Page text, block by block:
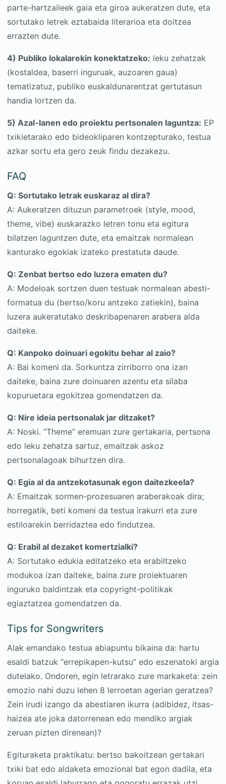
parte-hartzaileek gaia eta giroa aukeratzen dute, eta
sortutako letrek eztabaida literarioa eta doitzea
errazten dute.
4) Publiko lokalarekin konektatzeko: leku zehatzak
(kostaldea, baserri inguruak, auzoaren gaua)
tematizatuz, publiko euskaldunarentzat gertutasun
handia lortzen da.
5) Azal-lanen edo proiektu pertsonalen laguntza: EP
txikietarako edo bideokliparen kontzepturako, testua
azkar sortu eta gero zeuk findu dezakezu.
FAQ
Q: Sortutako letrak euskaraz al dira?
A: Aukeratzen dituzun parametroek (style, mood,
theme, vibe) euskarazko letren tonu eta egitura
bilatzen laguntzen dute, eta emaitzak normalean
kanturako egokiak izateko prestatuta daude.
Q: Zenbat bertso edo luzera ematen du?
A: Modeloak sortzen duen testuak normalean abesti-
formatua du (bertso/koru antzeko zatiekin), baina
luzera aukeratutako deskribapenaren arabera alda
daiteke.
Q: Kanpoko doinuari egokitu behar al zaio?
A: Bai komeni da. Sorkuntza zirriborro ona izan
daiteke, baina zure doinuaren azentu eta silaba
kopuruetara egokitzea gomendatzen da.
Q: Nire ideia pertsonalak jar ditzaket?
A: Noski. “Theme” eremuan zure gertakaria, pertsona
edo leku zehatza sartuz, emaitzak askoz
pertsonalagoak bihurtzen dira.
Q: Egia al da antzekotasunak egon daitezkeela?
A: Emaitzak sormen-prozesuaren araberakoak dira;
horregatik, beti komeni da testua irakurri eta zure
estiloarekin berridaztea edo findutzea.
Q: Erabil al dezaket komertzialki?
A: Sortutako edukia editatzeko eta erabiltzeko
modukoa izan daiteke, baina zure proiektuaren
inguruko baldintzak eta copyright-politikak
egiaztatzea gomendatzen da.
Tips for Songwriters
AIak emandako testua abiapuntu bikaina da: hartu
esaldi batzuk “errepikapen-kutsu” edo eszenatoki argia
dutelako. Ondoren, egin letrarako zure markaketa: zein
emozio nahi duzu lehen 8 lerroetan agerian geratzea?
Zein irudi izango da abestiaren ikurra (adibidez, itsas-
haizea ate joka datorrenean edo mendiko argiak
zeruan pizten direnean)?
Egituraketa praktikatu: bertso bakoitzean gertakari
txiki bat edo aldaketa emozional bat egon dadila, eta